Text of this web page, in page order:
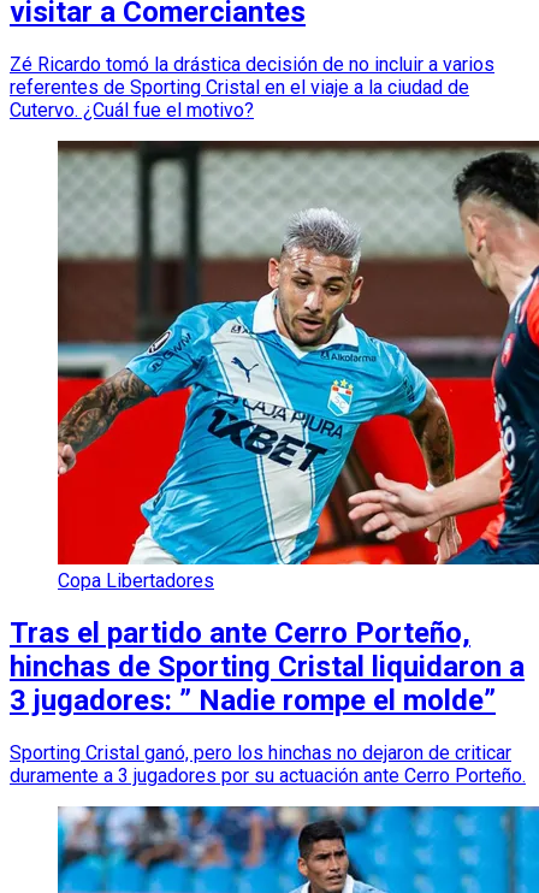
visitar a Comerciantes
Zé Ricardo tomó la drástica decisión de no incluir a varios
referentes de Sporting Cristal en el viaje a la ciudad de
Cutervo. ¿Cuál fue el motivo?
Copa Libertadores
Tras el partido ante Cerro Porteño,
hinchas de Sporting Cristal liquidaron a
3 jugadores: ” Nadie rompe el molde”
Sporting Cristal ganó, pero los hinchas no dejaron de criticar
duramente a 3 jugadores por su actuación ante Cerro Porteño.